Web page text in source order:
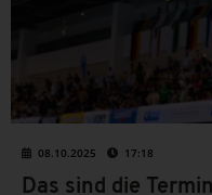
08.10.2025 17:18
Das sind die